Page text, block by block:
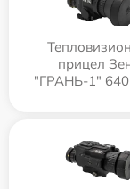
прицел
"ГРАНЬ-1"